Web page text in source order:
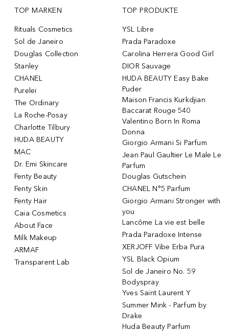
TOP MARKEN
Rituals Cosmetics
Sol de Janeiro
Douglas Collection
Stanley
CHANEL
Purelei
The Ordinary
La Roche-Posay
Charlotte Tilbury
HUDA BEAUTY
MAC
Dr. Emi Skincare
Fenty Beauty
Fenty Skin
Fenty Hair
Caia Cosmetics
About Face
Milk Makeup
ARMAF
Transparent Lab
TOP PRODUKTE
YSL Libre
Prada Paradoxe
Carolina Herrera Good Girl
DIOR Sauvage
HUDA BEAUTY Easy Bake
Puder
Maison Francis Kurkdjian
Baccarat Rouge 540
Valentino Born In Roma
Donna
Giorgio Armani Si Parfum
Jean Paul Gaultier Le Male Le
Parfum
Douglas Gutschein
CHANEL N°5 Parfum
Giorgio Armani Stronger with
you
Lancôme La vie est belle
Prada Paradoxe Intense
XERJOFF Vibe Erba Pura
YSL Black Opium
Sol de Janeiro No. 59
Bodyspray
Yves Saint Laurent Y
Summer Mink - Parfum by
Drake
Huda Beauty Parfum